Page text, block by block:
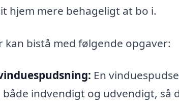
hjem mere behageligt at bo i.
kan bistå med følgende opgaver:
En
indvendigt og udvendigt, så